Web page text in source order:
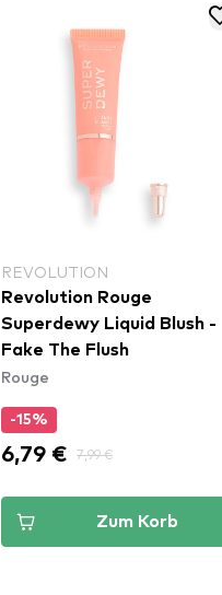
REVOLUTION
Revolution Rouge
Superdewy Liquid Blush -
Fake The Flush
Rouge
-15%
6,79 € 7,99 €
Zum Korb